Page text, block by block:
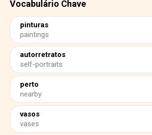
Vocabulário Chave
pinturas
paintings
autorretratos
self-portraits
perto
nearby
vasos
vases